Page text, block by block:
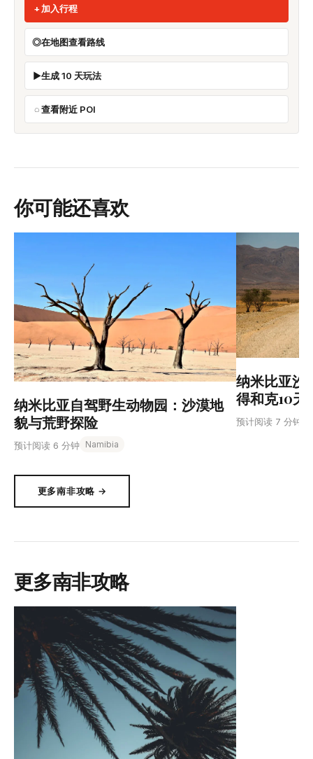
加入行程
在地图查看路线
生成 10 天玩法
查看附近 POI
你可能还喜欢
纳米比亚自驾野生动物园：沙漠地
貌与荒野探险
预计阅读 6 分钟 Namibia
纳米比亚沙
得和克10天
预计阅读 7 分钟
更多南非攻略 →
更多南非攻略